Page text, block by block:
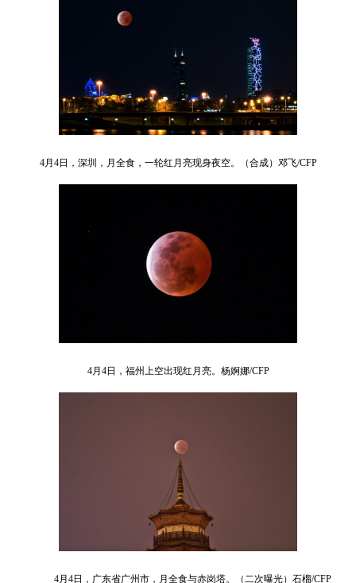
4月4日，深圳，月全食，一轮红月亮现身夜空。（合成）邓飞/CFP
4月4日，福州上空出现红月亮。杨婀娜/CFP
4月4日，广东省广州市，月全食与赤岗塔。（二次曝光）石榴/CFP